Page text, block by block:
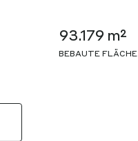
93.179 m²
BEBAUTE FLÄCHE